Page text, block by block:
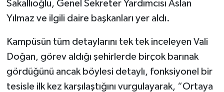
Sakallıoğlu, Genel Sekreter Yardımcısı Aslan
Yılmaz ve ilgili daire başkanları yer aldı.
Kampüsün tüm detaylarını tek tek inceleyen Vali
Doğan, görev aldığı şehirlerde birçok barınak
gördüğünü ancak böylesi detaylı, fonksiyonel bir
tesisle ilk kez karşılaştığını vurgulayarak, “Ortaya